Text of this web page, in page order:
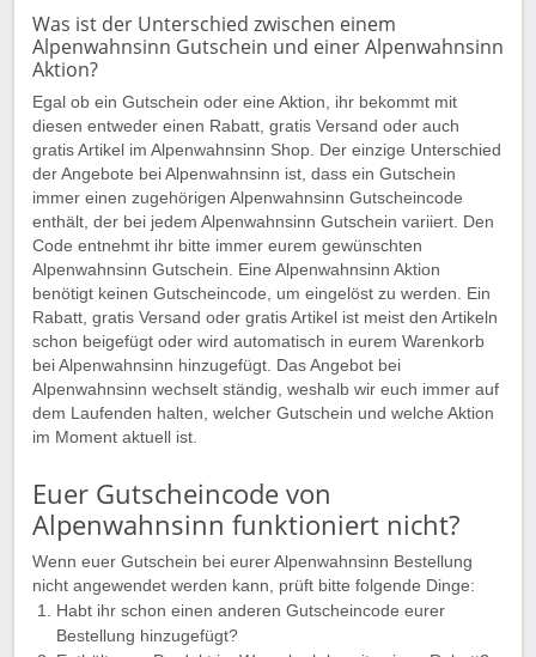
Was ist der Unterschied zwischen einem
Alpenwahnsinn Gutschein und einer Alpenwahnsinn
Aktion?
Egal ob ein Gutschein oder eine Aktion, ihr bekommt mit
diesen entweder einen Rabatt, gratis Versand oder auch
gratis Artikel im Alpenwahnsinn Shop. Der einzige Unterschied
der Angebote bei Alpenwahnsinn ist, dass ein Gutschein
immer einen zugehörigen Alpenwahnsinn Gutscheincode
enthält, der bei jedem Alpenwahnsinn Gutschein variiert. Den
Code entnehmt ihr bitte immer eurem gewünschten
Alpenwahnsinn Gutschein. Eine Alpenwahnsinn Aktion
benötigt keinen Gutscheincode, um eingelöst zu werden. Ein
Rabatt, gratis Versand oder gratis Artikel ist meist den Artikeln
schon beigefügt oder wird automatisch in eurem Warenkorb
bei Alpenwahnsinn hinzugefügt. Das Angebot bei
Alpenwahnsinn wechselt ständig, weshalb wir euch immer auf
dem Laufenden halten, welcher Gutschein und welche Aktion
im Moment aktuell ist.
Euer Gutscheincode von
Alpenwahnsinn funktioniert nicht?
Wenn euer Gutschein bei eurer Alpenwahnsinn Bestellung
nicht angewendet werden kann, prüft bitte folgende Dinge:
Habt ihr schon einen anderen Gutscheincode eurer
Bestellung hinzugefügt?